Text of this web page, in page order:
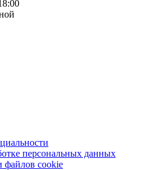
персональных данных
файлов cookie